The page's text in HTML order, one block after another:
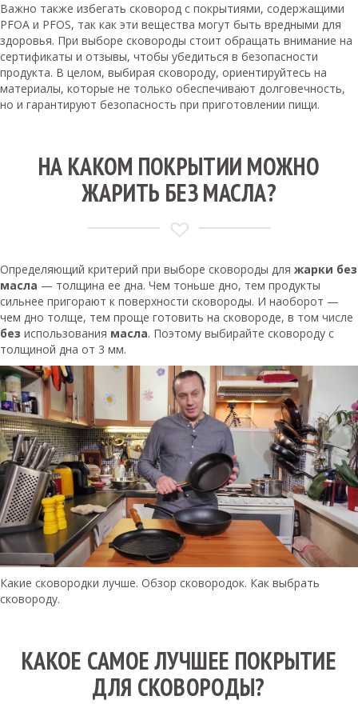
Важно также избегать сковород с покрытиями, содержащими
PFOA и PFOS, так как эти вещества могут быть вредными для
здоровья. При выборе сковороды стоит обращать внимание на
сертификаты и отзывы, чтобы убедиться в безопасности
продукта. В целом, выбирая сковороду, ориентируйтесь на
материалы, которые не только обеспечивают долговечность,
но и гарантируют безопасность при приготовлении пищи.
НА КАКОМ ПОКРЫТИИ МОЖНО
ЖАРИТЬ БЕЗ МАСЛА?
Определяющий критерий при выборе сковороды для жарки без
масла — толщина ее дна. Чем тоньше дно, тем продукты
сильнее пригорают к поверхности сковороды. И наоборот —
чем дно толще, тем проще готовить на сковороде, в том числе
без использования масла. Поэтому выбирайте сковороду с
толщиной дна от 3 мм.
Какие сковородки лучше. Обзор сковородок. Как выбрать
сковороду.
КАКОЕ САМОЕ ЛУЧШЕЕ ПОКРЫТИЕ
ДЛЯ СКОВОРОДЫ?